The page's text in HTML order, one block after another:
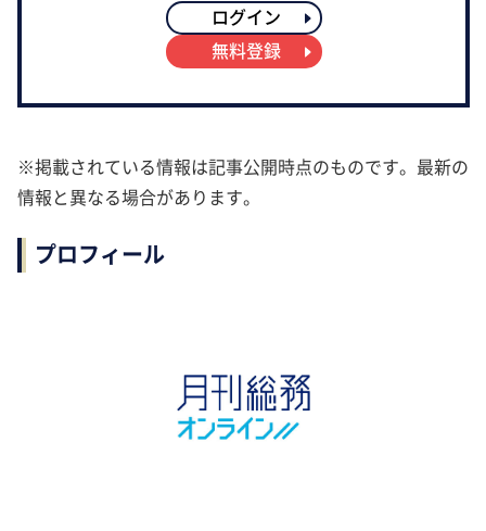
ログイン
無料登録
※掲載されている情報は記事公開時点のものです。最新の
情報と異なる場合があります。
プロフィール